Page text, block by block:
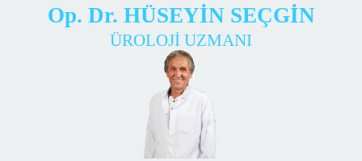
Op. Dr. HÜSEYİN SEÇGİN
ÜROLOJİ UZMANI